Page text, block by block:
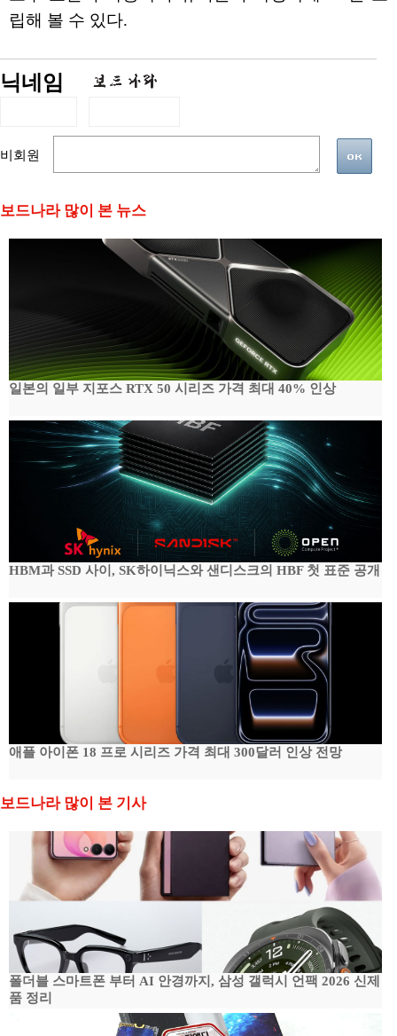
립해 볼 수 있다.
닉네임
비회원
보드나라 많이 본 뉴스
일본의 일부 지포스 RTX 50 시리즈 가격 최대 40% 인상
HBM과 SSD 사이, SK하이닉스와 샌디스크의 HBF 첫 표준 공개
애플 아이폰 18 프로 시리즈 가격 최대 300달러 인상 전망
보드나라 많이 본 기사
폴더블 스마트폰 부터 AI 안경까지, 삼성 갤럭시 언팩 2026 신제
품 정리